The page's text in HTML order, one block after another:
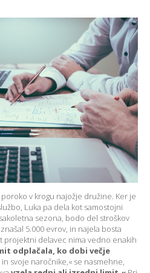
v krogu najožje družine. Ker je
Luka pa dela kot samostojni
sezona, bodo del stroškov
5.000 evrov, in najela bosta
projektni delavec nima vedno enakih
odplačala, ko dobi večje
svoje naročnike,« se nasmehne,